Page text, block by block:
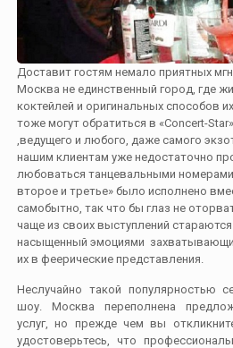
Доставит гостям немало приятных
Москва не единственный город, где
коктейлей и оригинальных способов
тоже могут обратиться в «Concert-
,ведущего и любого, даже самого
нашим клиентам уже недостаточно
любоваться танцевальными
второе и третье» было исполнено
самобытно, так что бы глаз не
чаще из своих выступлений
насыщенный эмоциями
их в феерические представления.
Неслучайно такой популярностью
шоу. Москва переполнена
услуг, но прежде чем вы
удостоверьтесь, что